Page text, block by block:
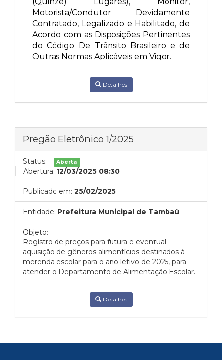
Motorista/Condutor Devidamente
Contratado, Legalizado e Habilitado, de
Acordo com as Disposições Pertinentes
do Código De Trânsito Brasileiro e de
Outras Normas Aplicáveis em Vigor.
Detalhes
Pregão Eletrônico 1/2025
Status: Aberta
Abertura: 12/03/2025 08:30
Publicado em: 25/02/2025
Entidade: Prefeitura Municipal de Tambaú
Objeto:
Registro de preços para futura e eventual
aquisição de gêneros alimentícios destinados à
merenda escolar para o ano letivo de 2025, para
atender o Departamento de Alimentação Escolar.
Detalhes